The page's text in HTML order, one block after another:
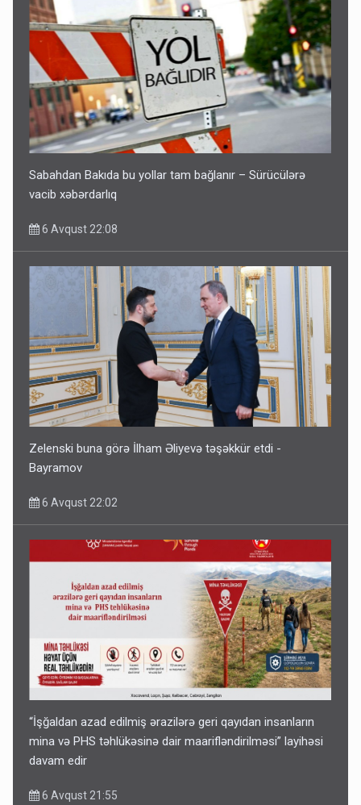
Sabahdan Bakıda bu yollar tam bağlanır – Sürücülərə
vacib xəbərdarlıq
6 Avqust 22:08
Zelenski buna görə İlham Əliyevə təşəkkür etdi -
Bayramov
6 Avqust 22:02
“İşğaldan azad edilmiş ərazilərə geri qayıdan insanların
mina və PHS təhlükəsinə dair maarifləndirilməsi” layihəsi
davam edir
6 Avqust 21:55